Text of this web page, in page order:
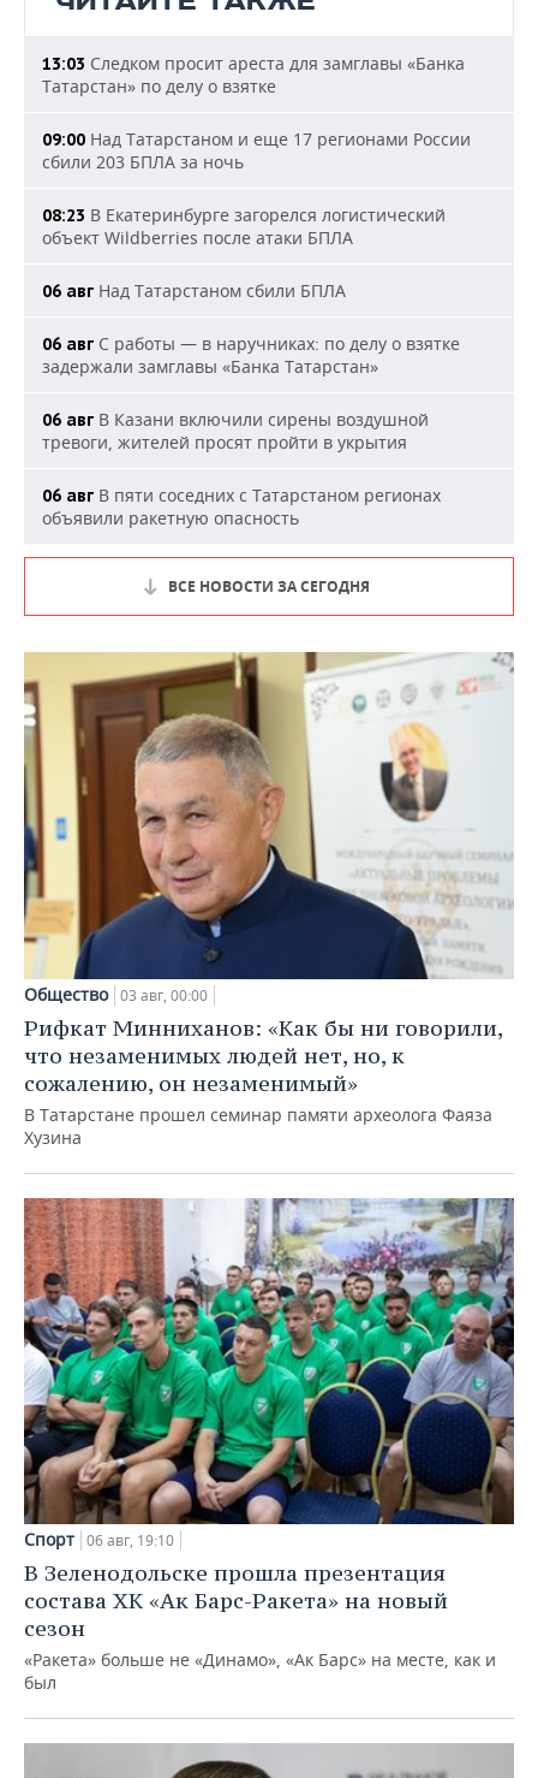
13:03 Следком просит ареста для замглавы «Банка
Татарстан» по делу о взятке
09:00 Над Татарстаном и еще 17 регионами России
сбили 203 БПЛА за ночь
08:23 В Екатеринбурге загорелся логистический
объект Wildberries после атаки БПЛА
06 авг Над Татарстаном сбили БПЛА
06 авг С работы — в наручниках: по делу о взятке
задержали замглавы «Банка Татарстан»
06 авг В Казани включили сирены воздушной
тревоги, жителей просят пройти в укрытия
06 авг В пяти соседних с Татарстаном регионах
объявили ракетную опасность
ВСЕ НОВОСТИ ЗА СЕГОДНЯ
Общество 03 авг, 00:00
Рифкат Минниханов: «Как бы ни говорили,
что незаменимых людей нет, но, к
сожалению, он незаменимый»
В Татарстане прошел семинар памяти археолога Фаяза
Хузина
Спорт 06 авг, 19:10
В Зеленодольске прошла презентация
состава ХК «Ак Барс-Ракета» на новый
сезон
«Ракета» больше не «Динамо», «Ак Барс» на месте, как и
был